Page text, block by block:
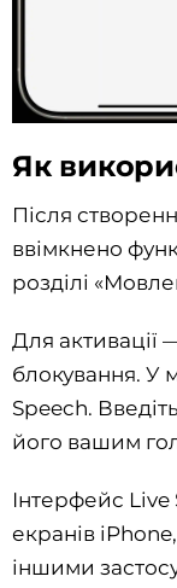
Як
Після
ввімкнено
розділі
Для активації
блокування. У
Speech.
його вашим
Інтерфейс Live
екранів
іншими